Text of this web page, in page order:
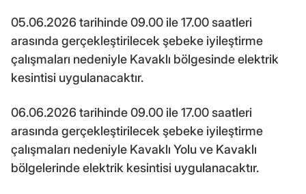
05.06.2026 tarihinde 09.00 ile 17.00 saatleri
arasında gerçekleştirilecek şebeke iyileştirme
çalışmaları nedeniyle Kavaklı bölgesinde elektrik
kesintisi uygulanacaktır.
06.06.2026 tarihinde 09.00 ile 17.00 saatleri
arasında gerçekleştirilecek şebeke iyileştirme
çalışmaları nedeniyle Kavaklı Yolu ve Kavaklı
bölgelerinde elektrik kesintisi uygulanacaktır.